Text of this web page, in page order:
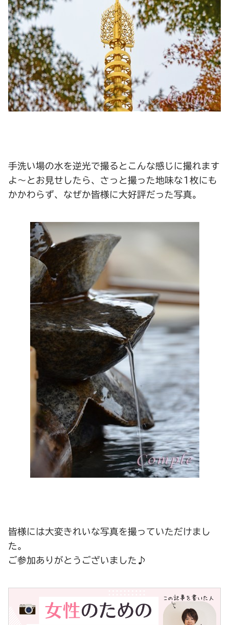
手洗い場の水を逆光で撮るとこんな感じに撮れます
よ～とお見せしたら、さっと撮った地味な1枚にも
かかわらず、なぜか皆様に大好評だった写真。
皆様には大変きれいな写真を撮っていただけまし
た。
ご参加ありがとうございました♪